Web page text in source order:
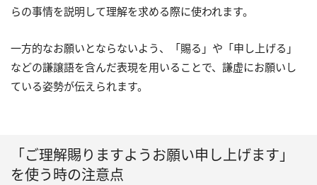
らの事情を説明して理解を求める際に使われます。
一方的なお願いとならないよう、「賜る」や「申し上げる」
などの謙譲語を含んだ表現を用いることで、謙虚にお願いし
ている姿勢が伝えられます。
「ご理解賜りますようお願い申し上げます」
を使う時の注意点